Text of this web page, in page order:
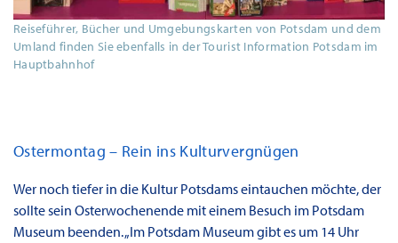
Reiseführer, Bücher und Umgebungskarten von Potsdam und dem
Umland finden Sie ebenfalls in der Tourist Information Potsdam im
Hauptbahnhof
Ostermontag – Rein ins Kulturvergnügen
Wer noch tiefer in die Kultur Potsdams eintauchen möchte, der
sollte sein Osterwochenende mit einem Besuch im Potsdam
Museum beenden. „Im Potsdam Museum gibt es um 14 Uhr